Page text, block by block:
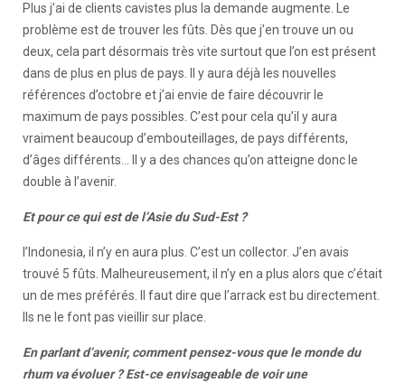
Plus j’ai de clients cavistes plus la demande augmente. Le
problème est de trouver les fûts. Dès que j’en trouve un ou
deux, cela part désormais très vite surtout que l’on est présent
dans de plus en plus de pays. Il y aura déjà les nouvelles
références d’octobre et j’ai envie de faire découvrir le
maximum de pays possibles. C’est pour cela qu’il y aura
vraiment beaucoup d’embouteillages, de pays différents,
d’âges différents… Il y a des chances qu’on atteigne donc le
double à l’avenir.
Et pour ce qui est de l’Asie du Sud-Est ?
l’Indonesia, il n’y en aura plus. C’est un collector. J’en avais
trouvé 5 fûts. Malheureusement, il n’y en a plus alors que c’était
un de mes préférés. Il faut dire que l’arrack est bu directement.
Ils ne le font pas vieillir sur place.
En parlant d’avenir, comment pensez-vous que le monde du
rhum va évoluer ? Est-ce envisageable de voir une